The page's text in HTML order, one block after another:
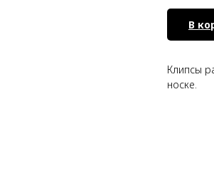
В
Клипсы
носке.